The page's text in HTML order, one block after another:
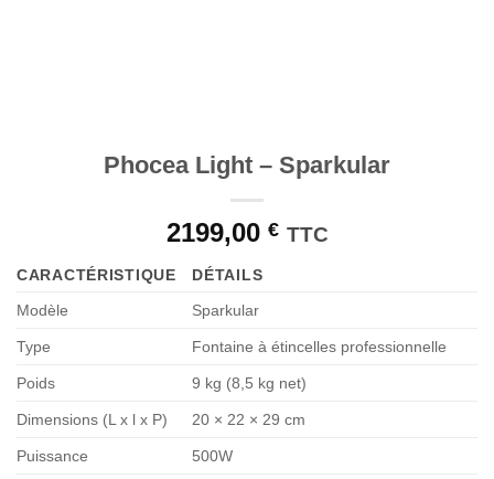
Phocea Light – Sparkular
2199,00 € TTC
CARACTÉRISTIQUE
DÉTAILS
Modèle
Sparkular
Type Fontaine à étincelles professionnelle
Poids 9 kg (8,5 kg net)
Dimensions (L x l x P) 20 × 22 × 29 cm
Puissance 500W